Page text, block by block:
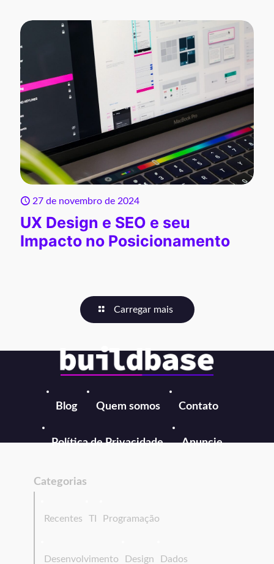
27 de novembro de 2024
UX Design e SEO e seu
Impacto no Posicionamento
Carregar mais
Blog Quem somos Contato
Política de Privacidade Anuncie
Categorias
Recentes TI Programação
Desenvolvimento Design Dados